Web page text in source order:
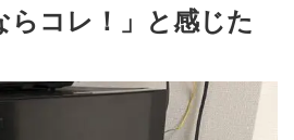
らコレ！」と感じた